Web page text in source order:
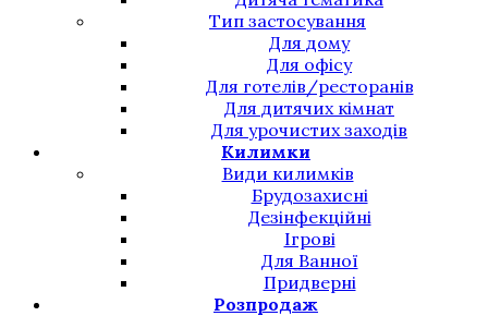
Тип застосування
Для дому
Для офісу
Для готелів/ресторанів
Для дитячих кімнат
Для урочистих заходів
Килимки
Види килимків
Брудозахисні
Дезінфекційні
Ігрові
Для Ванної
Придверні
Розпродаж